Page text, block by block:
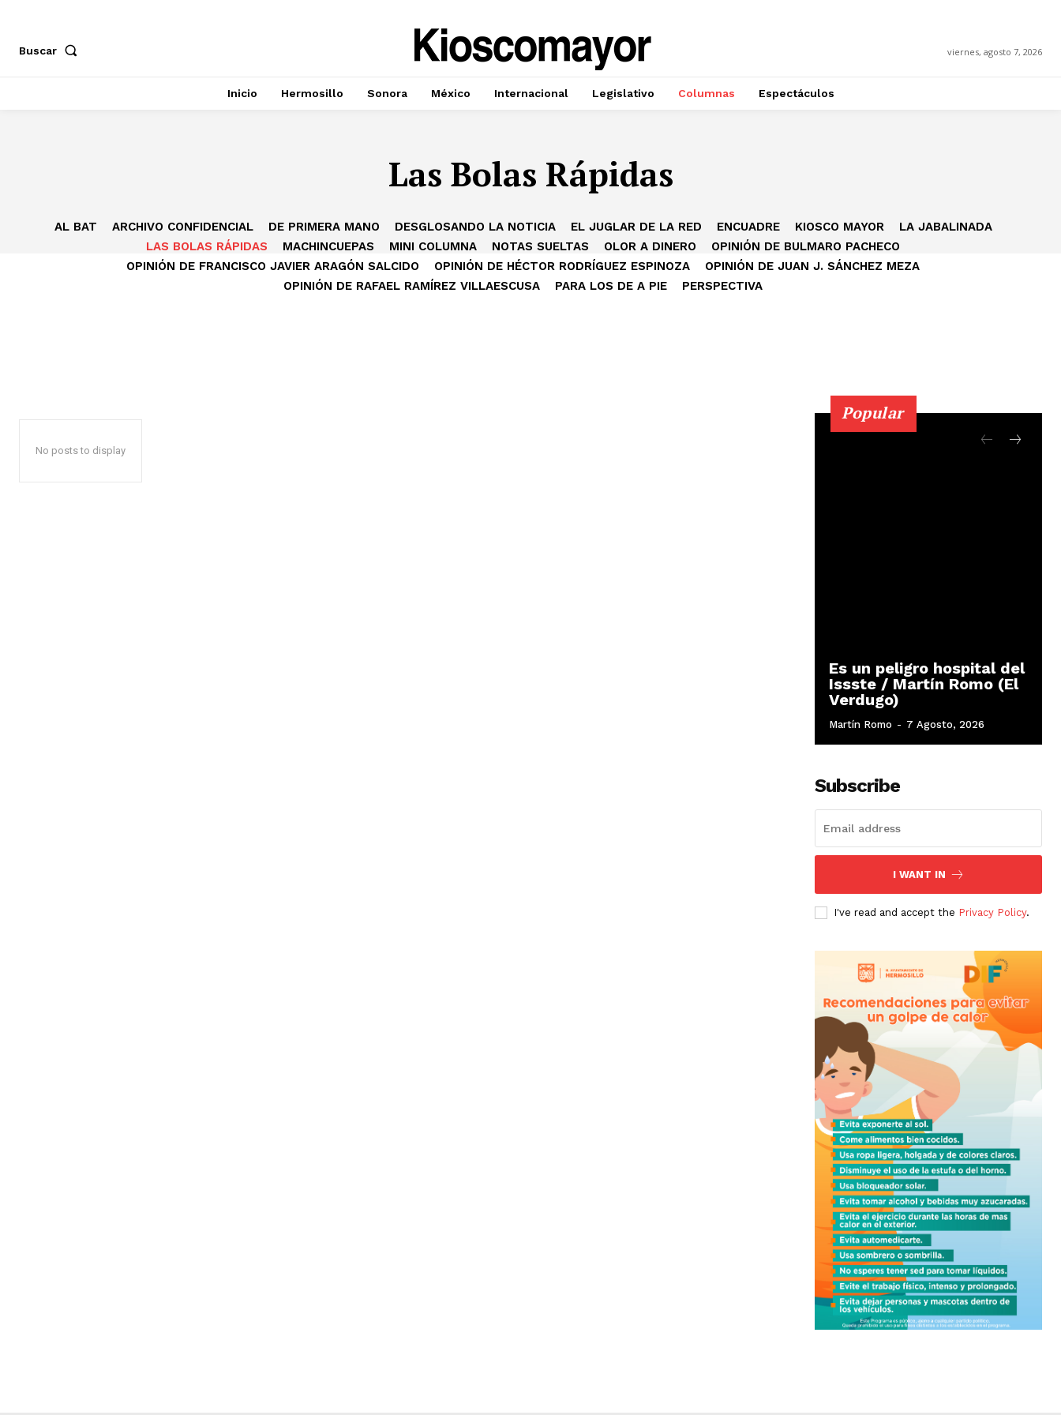
Buscar viernes, agosto 7, 2026
Inicio Hermosillo Sonora México Internacional Legislativo Columnas Espectáculos
Las Bolas Rápidas
AL BAT ARCHIVO CONFIDENCIAL DE PRIMERA MANO DESGLOSANDO LA NOTICIA EL JUGLAR DE LA RED ENCUADRE KIOSCO MAYOR
LA JABALINADA
LAS BOLAS RÁPIDAS
MACHINCUEPAS MINI COLUMNA NOTAS SUELTAS OLOR A DINERO
OPINIÓN DE BULMARO PACHECO
OPINIÓN DE FRANCISCO JAVIER ARAGÓN SALCIDO
OPINIÓN DE HÉCTOR RODRÍGUEZ ESPINOZA
OPINIÓN DE JUAN J. SÁNCHEZ MEZA
OPINIÓN DE RAFAEL RAMÍREZ VILLAESCUSA
PARA LOS DE A PIE PERSPECTIVA
No posts to display
Popular
Es un peligro hospital del
Issste / Martín Romo (El
Verdugo)
Martín Romo - 7 Agosto, 2026
Subscribe
I WANT IN
I've read and accept the Privacy Policy.